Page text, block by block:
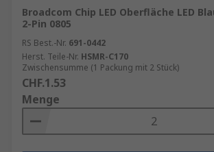
Broadcom Chip LED Oberfläche LED
2-Pin 0805
RS Best.-Nr. 691-0442
Herst. Teile-Nr. HSMR-C170
Zwischensumme (1 Packung mit 2 Stück)
CHF.1.53
Menge